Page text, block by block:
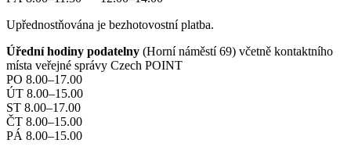
Upřednostňována je bezhotovostní platba.
Úřední hodiny podatelny (Horní náměstí 69) včetně kontaktního
místa veřejné správy Czech POINT
PO 8.00–17.00
ÚT 8.00–15.00
ST 8.00–17.00
ČT 8.00–15.00
PÁ 8.00–15.00